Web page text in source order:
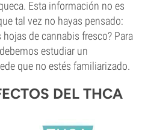
Esta información no es
tal vez no hayas pensado:
de cannabis fresco? Para
estudiar un
que no estés familiarizado.
DEL THCA